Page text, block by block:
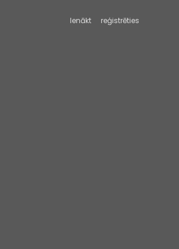
Ienākt reģistrēties